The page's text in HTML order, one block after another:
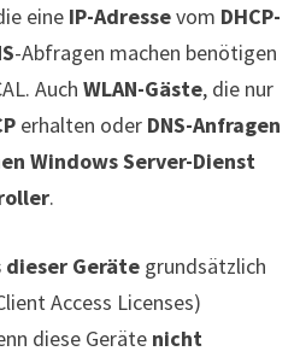
eineIP-Adressevom DHCP-
-Abfragen machen benötigen
Auch WLAN-Gäste, die nur
erhalten oder DNS-Anfragen
Windows Server-Dienst
.
dieser Gerätegrundsätzlich
Access Licenses)
diese Geräte nicht